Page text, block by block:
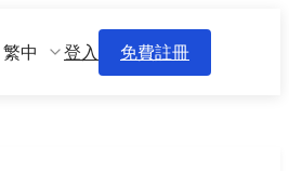
繁中 登入 免費註冊